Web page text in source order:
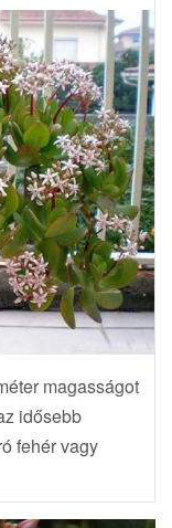
magasságot
idősebb
fehér vagy